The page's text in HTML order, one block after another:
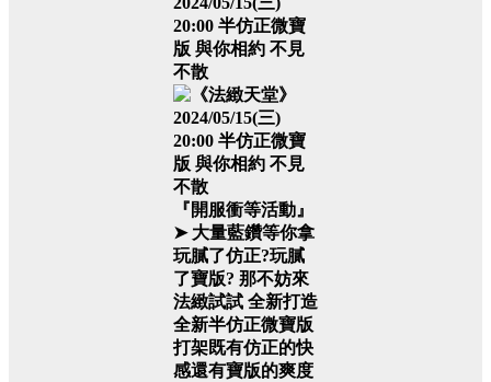
『開服衝等活動』
➤ 大量藍鑽等你拿
玩膩了仿正?玩膩
了寶版? 那不妨來
法緻試試 全新打造
全新半仿正微寶版
打架既有仿正的快
感還有寶版的爽度